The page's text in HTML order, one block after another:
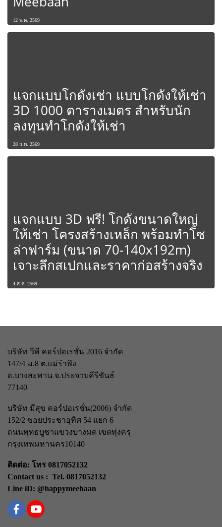
12 พ.ค. 2569
แจกแบบโกดังเช่า แบบโกดังให้เช่า
3D 1000 ตารางเมตร สำหรับนัก
ลงทุนทำโกดังให้เช่า
28 ก.พ. 2569
แจกแบบ 3D ฟรี! โกดังขนาดใหญ่
ให้เช่า โครงสร้างเหล็ก พร้อมทำโซ
ล่าฟาร์ม (ขนาด 70-140x192m)
เจาะลึกสเปกและราคาก่อสร้างจริง
4 ส.ค. 2569
บริษัท วีพี คอร์ปอเรชั่น 2016 จำกัด
147/4 ม.8 ต.แม่รำพึง
อ.บางสะพาน จ.ประจวบคีรีขันธ์
77140
บริษัท มีสุข คอร์ปอเรชั่น(2006) จำกัด
152/2 ซอยประชาอุทิศ 54 แยก 6
ถนนพุทธบูชาแขวงบางมด เขตทุ่งครุ
กรุงเทพมหานคร10140
ติดต่อ: โทร 0817052132
Contact us : Tel. 0817052132
Line iD: @happymeebaan